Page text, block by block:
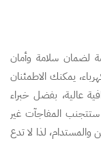
لضمان سلامة وأمان
يمكنك الاطمئنان
عالية، بفضل خبراء
ستتجنب المفاجآت غير
والمستدام، لذا لا تدع